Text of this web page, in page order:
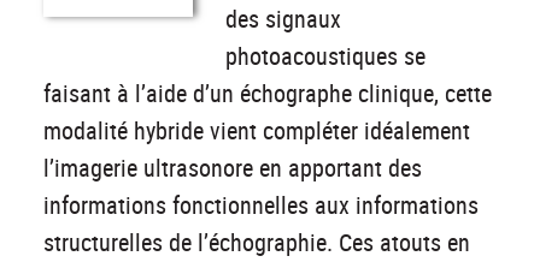
des signaux
photoacoustiques se
faisant à l’aide d’un échographe clinique, cette
modalité hybride vient compléter idéalement
l’imagerie ultrasonore en apportant des
informations fonctionnelles aux informations
structurelles de l’échographie. Ces atouts en